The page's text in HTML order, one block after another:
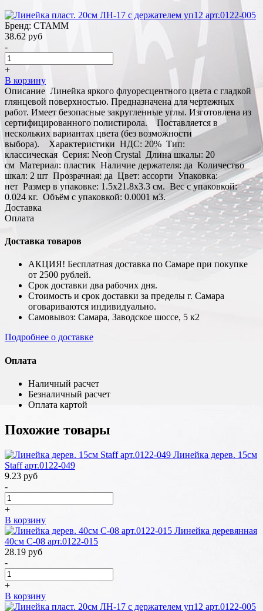
Бренд: СТАММ
38.62 руб
-
+
В корзину
Описание Линейка яркого флуоресцентного цвета с гладкой
глянцевой поверхностью. Предназначена для чертежных
работ. Имеет безопасные закругленные углы. Изготовлена из
сертифицированного полистирола. Поставляется в
нескольких вариантах цвета (без возможности
выбора). Характеристики НДС: 20% Тип:
классическая Серия: Neon Crystal Длина шкалы: 20
см Материал: пластик Наличие держателя: да Количество
шкал: 2 шт Прозрачная: да Цвет: ассорти Упаковка:
нет Размер в упаковке: 1.5x21.8x3.3 см. Вес с упаковкой:
0.024 кг. Объём с упаковкой: 0.0001 м3.
Доставка
Оплата
Доставка товаров
АКЦИЯ! Бесплатная доставка по Самаре при покупке
от 2500 рублей.
Срок доставки два рабочих дня.
Стоимость и срок доставки за пределы г. Самара
оговариваются индивидуально.
Самовывоз: Самара, Заводское шоссе, 5 к2
Подробнее о доставке
Оплата
Наличный расчет
Безналичный расчет
Оплата картой
Похожие товары
Линейка дерев. 15см
Staff арт.0122-049
9.23 руб
-
+
В корзину
Линейка деревянная
40см С-08 арт.0122-015
28.19 руб
-
+
В корзину